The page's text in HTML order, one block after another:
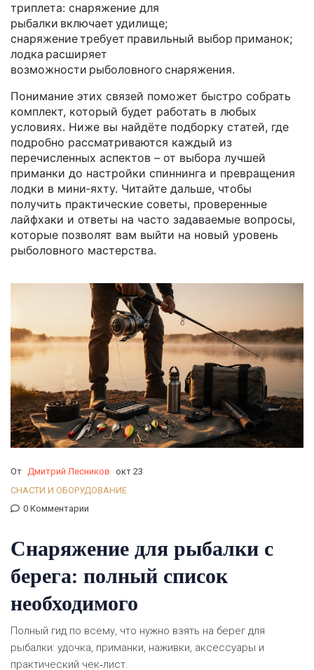
триплета: снаряжение для
рыбалки включает удилище;
снаряжение требует правильный выбор приманок;
лодка расширяет
возможности рыболовного снаряжения.
Понимание этих связей поможет быстро собрать
комплект, который будет работать в любых
условиях. Ниже вы найдёте подборку статей, где
подробно рассматриваются каждый из
перечисленных аспектов – от выбора лучшей
приманки до настройки спиннинга и превращения
лодки в мини‑яхту. Читайте дальше, чтобы
получить практические советы, проверенные
лайфхаки и ответы на часто задаваемые вопросы,
которые позволят вам выйти на новый уровень
рыболовного мастерства.
От Дмитрий Лесников окт 23
СНАСТИ И ОБОРУДОВАНИЕ
0 Комментарии
Снаряжение для рыбалки с
берега: полный список
необходимого
Полный гид по всему, что нужно взять на берег для
рыбалки: удочка, приманки, наживки, аксессуары и
практический чек‑лист.